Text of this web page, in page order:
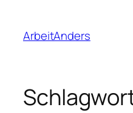
springen
ArbeitAnders